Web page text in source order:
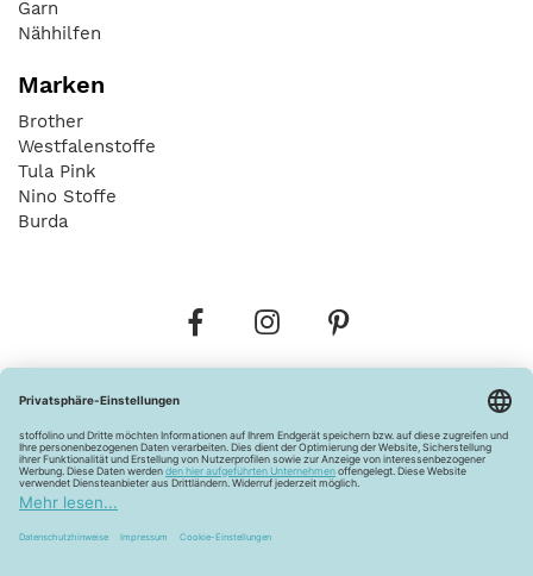
Garn
Nähhilfen
Marken
Brother
Westfalenstoffe
Tula Pink
Nino Stoffe
Burda
Widerrufsbelehrung Vertrag widerrufen
Barrierefreiheitserklärung